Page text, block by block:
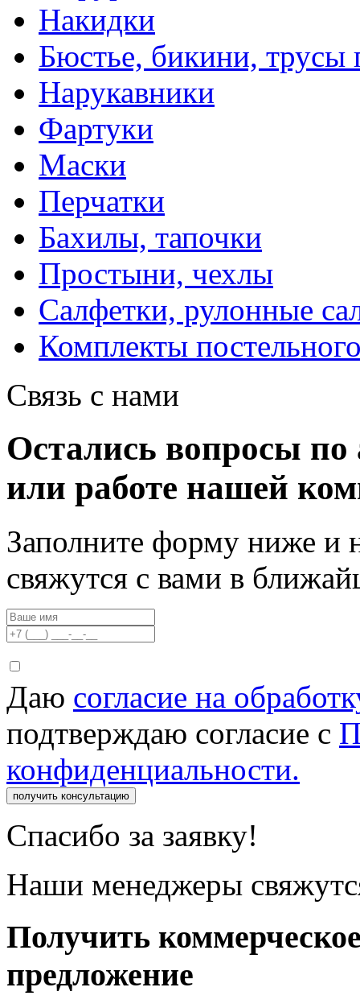
Накидки
Бюстье, бикини, трусы
Нарукавники
Фартуки
Маски
Перчатки
Бахилы, тапочки
Простыни, чехлы
Салфетки, рулонные
Комплекты
Связь с нами
Остались вопросы по
или работе нашей
Заполните форму ниже и
свяжутся с вами в
Даю согласие на
подтверждаю согласие с
конфиденциальности.
получить консультацию
Спасибо за заявку!
Наши менеджеры
Получить
предложение